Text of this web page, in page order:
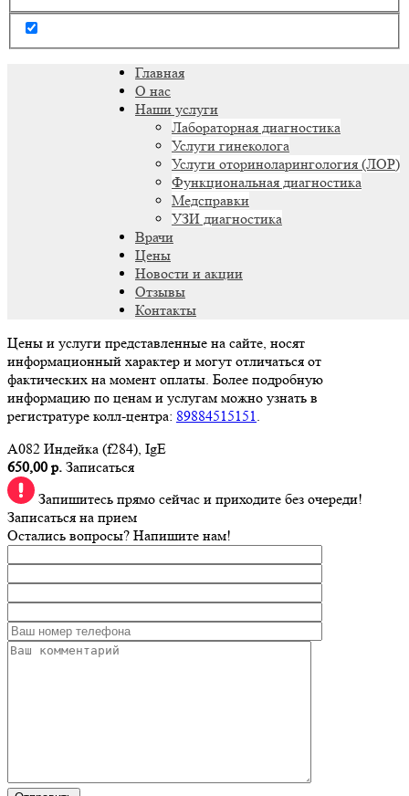
Главная
О нас
Наши услуги
Лабораторная диагностика
Услуги гинеколога
Услуги оториноларингология (ЛОР)
Функциональная диагностика
Медсправки
УЗИ диагностика
Врачи
Цены
Новости и акции
Отзывы
Контакты
Цены и услуги представленные на сайте, носят
информационный характер и могут отличаться от
фактических на момент оплаты. Более подробную
информацию по ценам и услугам можно узнать в
регистратуре колл-центра: 89884515151.
A082 Индейка (f284), IgE
650,00 р. Записаться
Запишитесь прямо сейчас и приходите без очереди!
Записаться на прием
Остались вопросы? Напишите нам!